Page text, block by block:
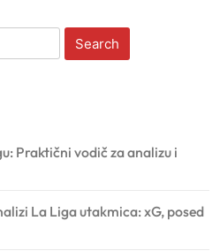
Praktični vodič za analizu i
La Liga utakmica: xG, posed